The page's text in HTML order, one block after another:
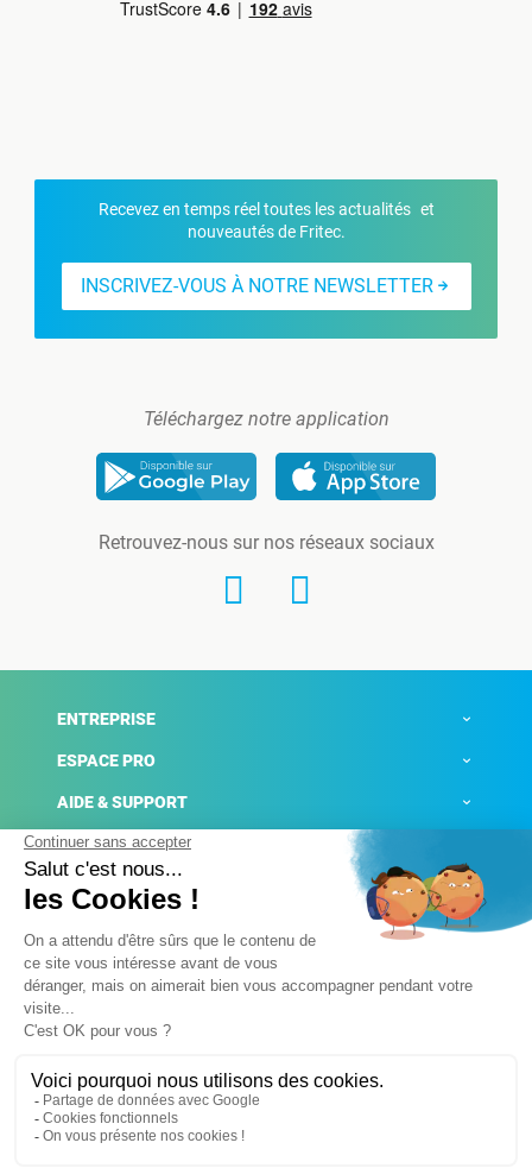
Recevez en temps réel toutes les actualités et
nouveautés de Fritec.
INSCRIVEZ-VOUS À NOTRE NEWSLETTER
Téléchargez notre application
Retrouvez-nous sur nos réseaux sociaux
ENTREPRISE
ESPACE PRO
AIDE & SUPPORT
ACTUALITÉS
Mentions légales
Conditions générales de ventes
Plateforme de signalement